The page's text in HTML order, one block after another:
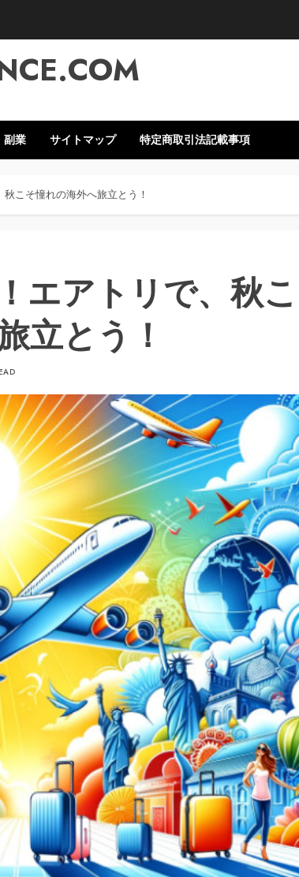
副業 サイトマップ 特定商取引法記載事項
こそ憧れの海外へ旅立とう！
エアトリで、秋こ
立とう！